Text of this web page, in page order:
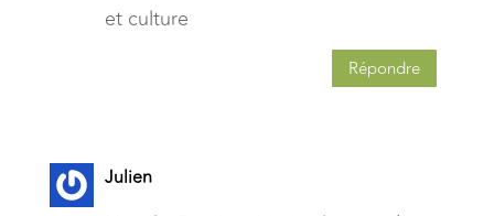
et culture
Répondre
Julien